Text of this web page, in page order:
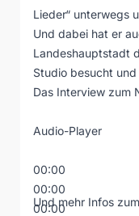
Lieder“ unterwegs
Und dabei hat er
Landeshauptstadt
Studio besucht
Das Interview zum
Audio-Player
00:00
00:00
00:00
Und mehr Infos